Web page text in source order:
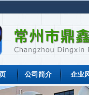
公司简介 企业